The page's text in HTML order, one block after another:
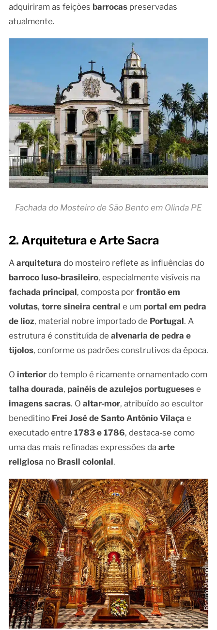
adquiriram as feições barrocaspreservadas
atualmente.
Fachada do Mosteiro de São Bento em Olinda PE
2. Arquitetura e Arte Sacra
A arquitetura do mosteiro reflete as influências do
barroco luso-brasileiro, especialmente visíveis na
fachada principal, composta por frontão em
volutas, torre sineira central e um portal em pedra
de lioz, material nobre importado de Portugal. A
estrutura é constituída de alvenaria de pedra e
tijolos, conforme os padrões construtivos da época.
O interiordo templo é ricamente ornamentado com
talha dourada, painéis de azulejos portuguesese
imagens sacras. O altar-mor, atribuído ao escultor
beneditino Frei José de Santo Antônio Vilaça e
executado entre 1783 e 1786, destaca-se como
uma das mais refinadas expressões da arte
religiosa no Brasil colonial.